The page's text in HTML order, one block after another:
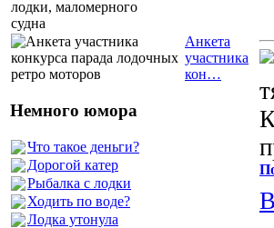
Анкета
участника
кон…
Немного юмора
Что такое деньги?
Дорогой катер
Рыбалка с лодки
Ходить по воде?
Лодка утонула